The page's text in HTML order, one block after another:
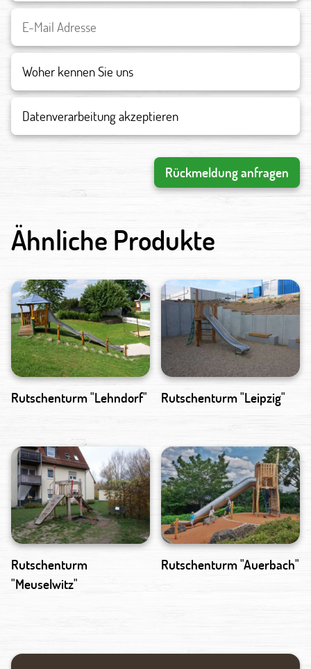
Datenverarbeitung akzeptieren
Rückmeldung anfragen
Ähnliche Produkte
Rutschenturm "Lehndorf" Rutschenturm "Leipzig"
Rutschenturm
"Meuselwitz"
Rutschenturm "Auerbach"